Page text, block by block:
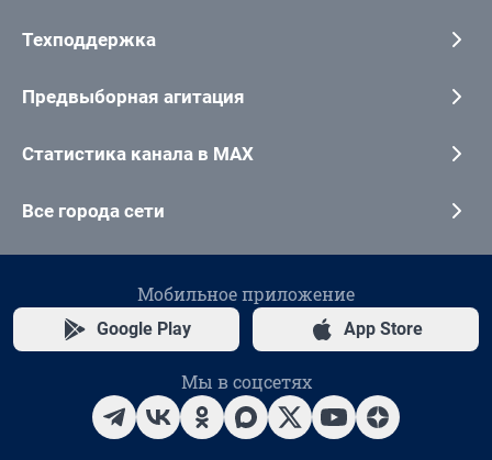
Техподдержка
Предвыборная агитация
Статистика канала в MAX
Все города сети
Мобильное приложение
Google Play App Store
Мы в соцсетях